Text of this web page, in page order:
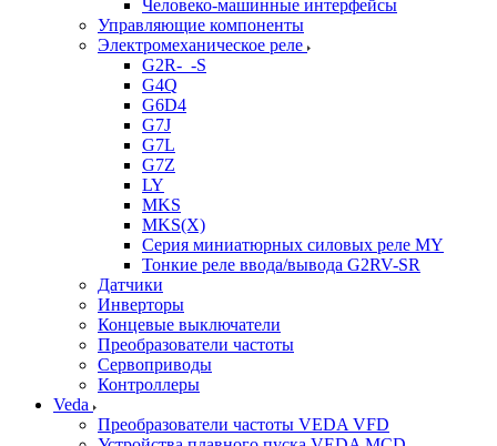
Человеко-машинные интерфейсы
Управляющие компоненты
Электромеханическое реле
G2R-_-S
G4Q
G6D4
G7J
G7L
G7Z
LY
MKS
MKS(X)
Серия миниатюрных силовых реле MY
Тонкие реле ввода/вывода G2RV-SR
Датчики
Инверторы
Концевые выключатели
Преобразователи частоты
Сервоприводы
Контроллеры
Veda
Преобразователи частоты VEDA VFD